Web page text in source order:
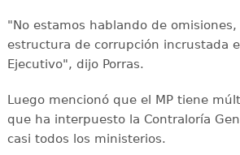
"No estamos hablando de
estructura de corrupción incrustada
Ejecutivo", dijo Porras.
Luego mencionó que el MP tiene
que ha interpuesto la Contraloría
casi todos los ministerios.